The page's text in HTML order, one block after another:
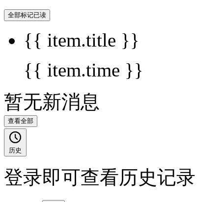
全部标记已读
{{ item.title }}
{{ item.time }}
暂无新消息
查看全部
历史
登录即可查看历史记录